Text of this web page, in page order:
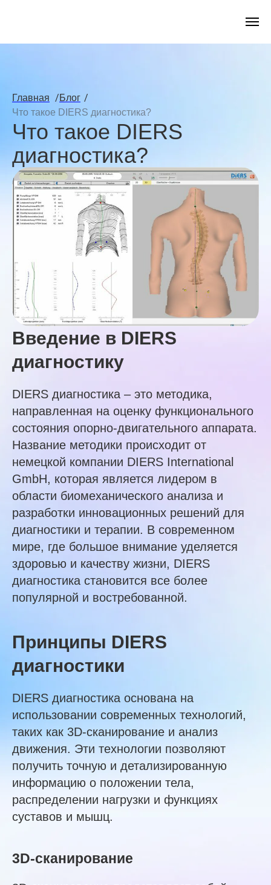
Главная /Блог /
Что такое DIERS диагностика?
Что такое DIERS
диагностика?
Введение в DIERS
диагностику
DIERS диагностика – это методика,
направленная на оценку функционального
состояния опорно-двигательного аппарата.
Название методики происходит от
немецкой компании DIERS International
GmbH, которая является лидером в
области биомеханического анализа и
разработки инновационных решений для
диагностики и терапии. В современном
мире, где большое внимание уделяется
здоровью и качеству жизни, DIERS
диагностика становится все более
популярной и востребованной.
Принципы DIERS
диагностики
DIERS диагностика основана на
использовании современных технологий,
таких как 3D-сканирование и анализ
движения. Эти технологии позволяют
получить точную и детализированную
информацию о положении тела,
распределении нагрузки и функциях
суставов и мышц.
3D-сканирование